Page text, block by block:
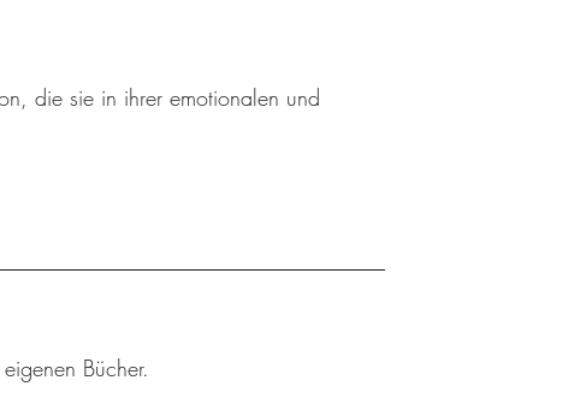
die sie in ihrer emotionalen und
Bücher.